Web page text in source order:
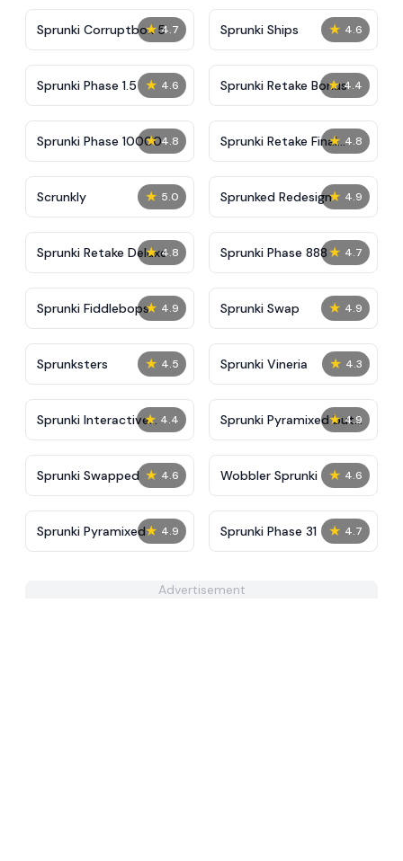
★ 4.7
Sprunki Corruptbox 5 ★ 4.6
Sprunki Ships
★ 4.6
Sprunki Phase 1.5 ★ 4.4
Sprunki Retake Bonus
★ 4.8
Sprunki Phase 10000 ★ 4.8
Sprunki Retake Final
Update
★ 5.0
Scrunkly ★ 4.9
Sprunked Redesign
★ 4.8
Sprunki Retake Deluxe ★ 4.7
Sprunki Phase 888
★ 4.9
Sprunki Fiddlebops ★ 4.9
Sprunki Swap
★ 4.5
Sprunksters ★ 4.3
Sprunki Vineria
★ 4.4
Sprunki Interactive
Tunner
★ 4.9
Sprunki Pyramixed but
Agents
★ 4.6
Sprunki Swapped ★ 4.6
Wobbler Sprunki
★ 4.9
Sprunki Pyramixed ★ 4.7
Sprunki Phase 31
Advertisement